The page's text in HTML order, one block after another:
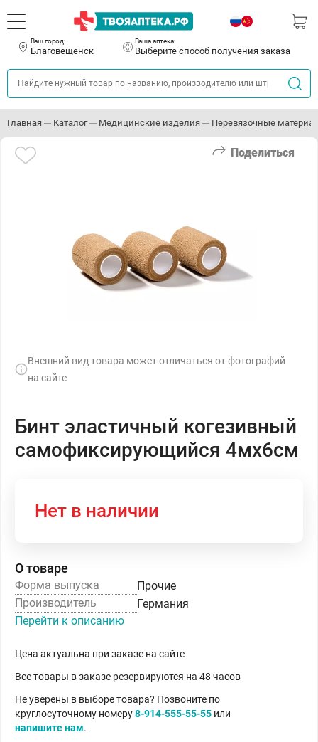
Ваш город:
Благовещенск
Ваша аптека:
Выберите способ получения заказа
Главная Каталог Медицинские изделия Перевязочные
Поделиться
Внешний вид товара может отличаться от фотографий
на сайте
Бинт эластичный когезивный
самофиксирующийся 4мх6см
Нет в наличии
О товаре
Форма выпуска
Прочие
Производитель
Германия
Перейти к описанию
Цена актуальна при заказе на сайте
Все товары в заказе резервируются на 48 часов
Не уверены в выборе товара? Позвоните по
круглосуточному номеру8-914-555-55-55 или
напишите нам.